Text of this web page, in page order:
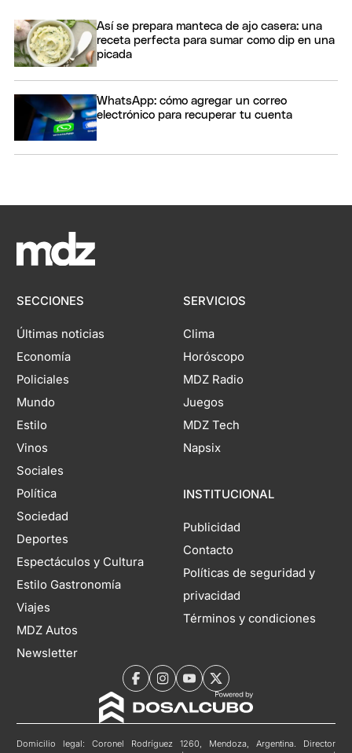
Así se prepara manteca de ajo casera: una
receta perfecta para sumar como dip en una
picada
WhatsApp: cómo agregar un correo
electrónico para recuperar tu cuenta
SECCIONES
Últimas noticias
Economía
Policiales
Mundo
Estilo
Vinos
Sociales
Política
Sociedad
Deportes
Espectáculos y Cultura
Estilo Gastronomía
Viajes
MDZ Autos
Newsletter
SERVICIOS
Clima
Horóscopo
MDZ Radio
Juegos
MDZ Tech
Napsix
INSTITUCIONAL
Publicidad
Contacto
Políticas de seguridad y
privacidad
Términos y condiciones
Domicilio legal: Coronel Rodríguez 1260, Mendoza, Argentina. Director